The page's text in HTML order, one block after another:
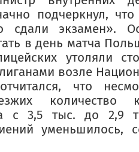
подчеркнул,
сдали экзамен».
в день матча
утоляли
возле
что
с 3,5 тыс. до 2,9
уменьшилось,